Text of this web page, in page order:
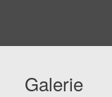
Galerie